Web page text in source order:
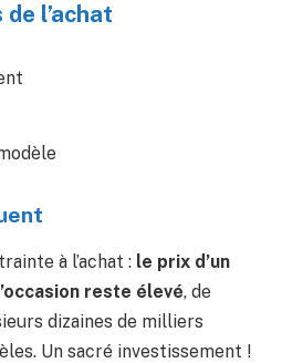
l’achat
à l’achat : le prix d’un
reste élevé, de
dizaines de milliers
Un sacré investissement !